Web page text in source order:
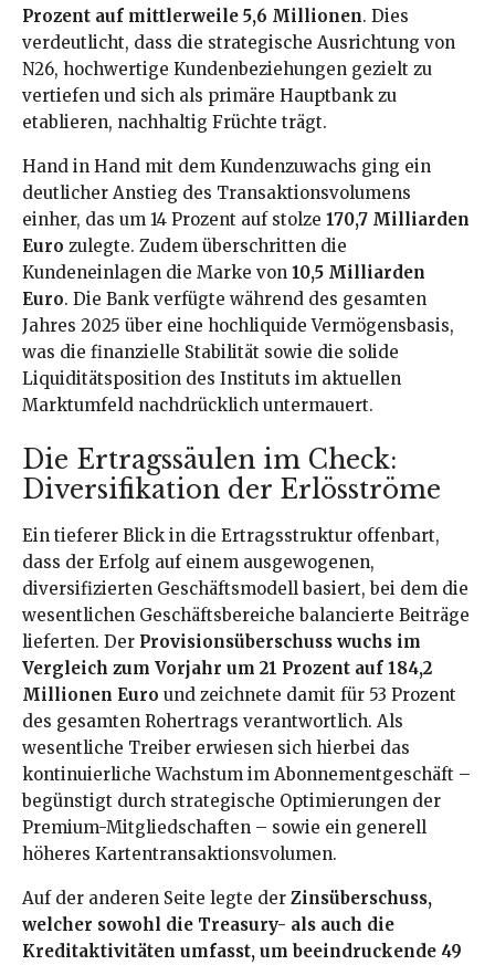
Prozent auf mittlerweile 5,6 Millionen. Dies
verdeutlicht, dass die strategische Ausrichtung von
N26, hochwertige Kundenbeziehungen gezielt zu
vertiefen und sich als primäre Hauptbank zu
etablieren, nachhaltig Früchte trägt.
Hand in Hand mit dem Kundenzuwachs ging ein
deutlicher Anstieg des Transaktionsvolumens
einher, das um 14 Prozent auf stolze 170,7 Milliarden
Euro zulegte. Zudem überschritten die
Kundeneinlagen die Marke von 10,5 Milliarden
Euro. Die Bank verfügte während des gesamten
Jahres 2025 über eine hochliquide Vermögensbasis,
was die finanzielle Stabilität sowie die solide
Liquiditätsposition des Instituts im aktuellen
Marktumfeld nachdrücklich untermauert.
Die Ertragssäulen im Check:
Diversifikation der Erlösströme
Ein tieferer Blick in die Ertragsstruktur offenbart,
dass der Erfolg auf einem ausgewogenen,
diversifizierten Geschäftsmodell basiert, bei dem die
wesentlichen Geschäftsbereiche balancierte Beiträge
lieferten. Der Provisionsüberschuss wuchs im
Vergleich zum Vorjahr um 21 Prozent auf 184,2
Millionen Euro und zeichnete damit für 53 Prozent
des gesamten Rohertrags verantwortlich. Als
wesentliche Treiber erwiesen sich hierbei das
kontinuierliche Wachstum im Abonnementgeschäft –
begünstigt durch strategische Optimierungen der
Premium-Mitgliedschaften – sowie ein generell
höheres Kartentransaktionsvolumen.
Auf der anderen Seite legte der Zinsüberschuss,
welcher sowohl die Treasury- als auch die
Kreditaktivitäten umfasst, um beeindruckende 49